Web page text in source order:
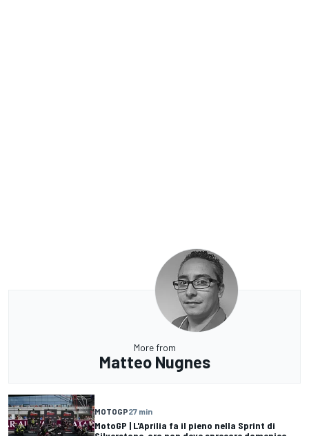
More from
Matteo Nugnes
MOTOGP27 min
MotoGP | L'Aprilia fa il pieno nella Sprint di